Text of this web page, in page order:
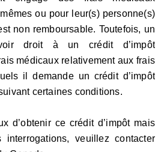
ou pour leur(s) personne(s)
non remboursable. Toutefois, un
droit à un crédit d’impôt
médicaux relativement aux frais
il demande un crédit d’impôt
certaines conditions.
d’obtenir ce crédit d’impôt mais
veuillez contacter